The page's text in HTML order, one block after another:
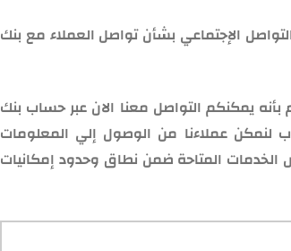
الإجتماعي بشأن تواصل العملاء مع بنك
بأنه يمكنكم التواصل معنا الان عبر حساب بنك
لنمكن عملاءنا من الوصول إلي المعلومات
الخدمات المتاحة ضمن نطاق وحدود إمكانيات